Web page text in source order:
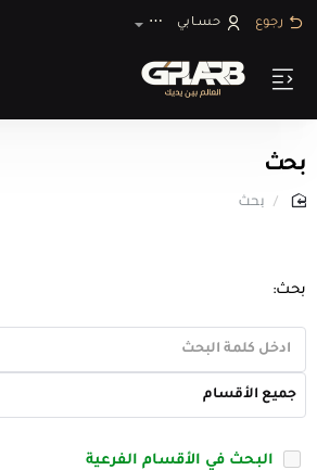
رجوع حسـابي ⋯
بحث
بحث
بحث:
البحث في الأقسام الفرعية